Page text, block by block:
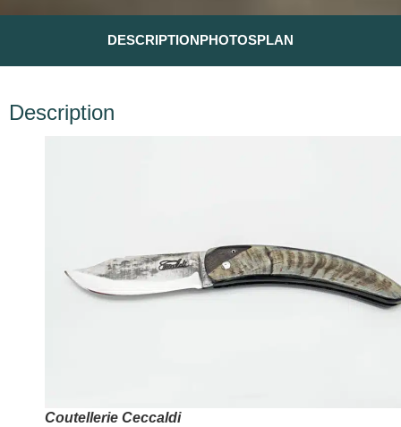
DESCRIPTIONPHOTOSPLAN
Description
Coutellerie Ceccaldi